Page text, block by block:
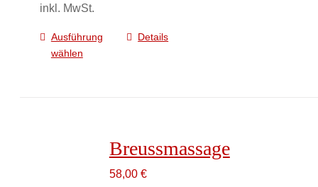
inkl. MwSt.
Ausführung
wählen
Dieses
Die
Optionen
Details
Breussmassage
58,00 €